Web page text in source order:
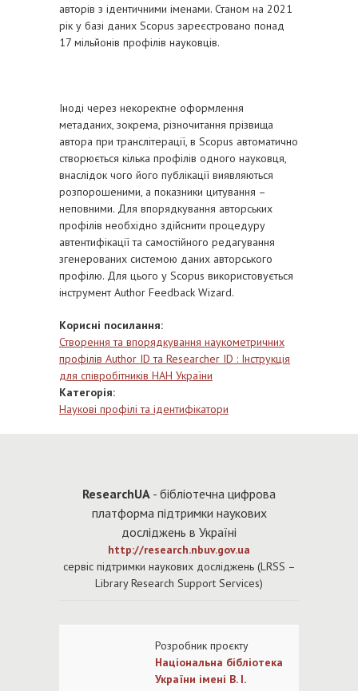
авторів з ідентичними іменами. Станом на 2021
рік у базі даних Scopus зареєстровано понад
17 мільйонів профілів науковців.
Іноді через некоректне оформлення
метаданих, зокрема, різночитання прізвища
автора при транслітерації, в Scopus автоматично
створюється кілька профілів одного науковця,
внаслідок чого його публікації виявляються
розпорошеними, а показники цитування –
неповними. Для впорядкування авторських
профілів необхідно здійснити процедуру
автентифікації та самостійного редагування
згенерованих системою даних авторського
профілю. Для цього у Scopus використовується
інструмент Author Feedback Wizard.
Корисні посилання:
Створення та впорядкування наукометричних
профілів Author ID та Researcher ID : Інструкція
для співробітників НАН України
Категорія:
Наукові профілі та ідентифікатори
ResearchUA - бібліотечна цифрова
платформа підтримки наукових
досліджень в Україні
http://research.nbuv.gov.ua
cервіс підтримки наукових досліджень (LRSS –
Library Research Support Services)
Розробник проєкту
Національна бібліотека
України імені В. І.